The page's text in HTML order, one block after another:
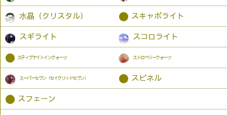
水晶（クリスタル） ● スキャポライト
スギライト スコロライト
● スティブナイトインクォーツ ストロベリークォーツ
スーパーセブン（セイクリッドセブン） ● スピネル
● スフェーン